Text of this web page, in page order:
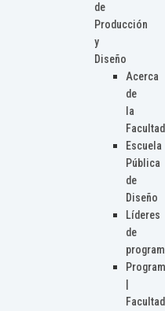
de
Producción
y
Diseño
Acerca
de
la
Facultad
Escuela
Pública
de
Diseño
Líderes
de
Facultad